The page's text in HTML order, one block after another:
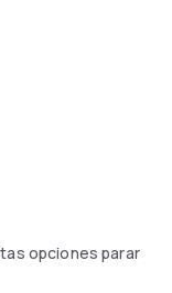
opciones parar